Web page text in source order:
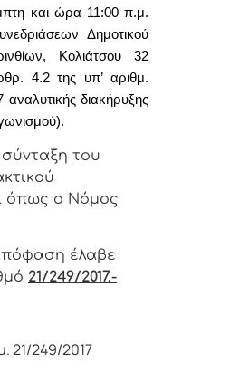
και ώρα 11:00 π.μ.
Δημοτικού
Κολιάτσου 32
4.2 της υπ’ αριθμ.
αναλυτικής διακήρυξης
τoυ
όπως o Νόμoς
έλαβε
21/249/2017.-
21/249/2017